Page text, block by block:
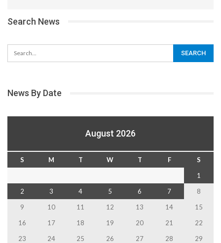
Search News
News By Date
August 2026
S M T W T F
S
1
2
3 4 5 6 7
8
9
10 11 12 13 14
15
16
17 18 19 20 21
22
23
24 25 26 27 28
29